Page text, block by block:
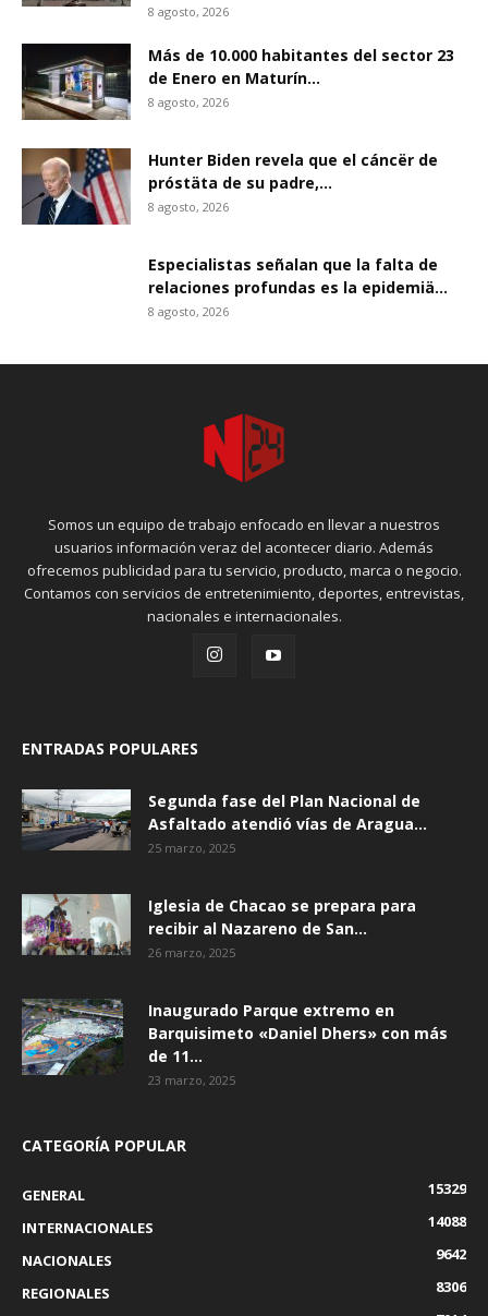
8 agosto, 2026
Más de 10.000 habitantes del sector 23
de Enero en Maturín...
8 agosto, 2026
Hunter Biden revela que el cáncër de
próstäta de su padre,...
8 agosto, 2026
Especialistas señalan que la falta de
relaciones profundas es la epidemiä...
8 agosto, 2026
Somos un equipo de trabajo enfocado en llevar a nuestros
usuarios información veraz del acontecer diario. Además
ofrecemos publicidad para tu servicio, producto, marca o negocio.
Contamos con servicios de entretenimiento, deportes, entrevistas,
nacionales e internacionales.
ENTRADAS POPULARES
Segunda fase del Plan Nacional de
Asfaltado atendió vías de Aragua...
25 marzo, 2025
Iglesia de Chacao se prepara para
recibir al Nazareno de San...
26 marzo, 2025
Inaugurado Parque extremo en
Barquisimeto «Daniel Dhers» con más
de 11...
23 marzo, 2025
CATEGORÍA POPULAR
GENERAL
15329
INTERNACIONALES
14088
NACIONALES
9642
REGIONALES
8306